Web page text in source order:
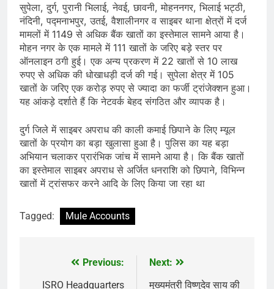
सुपेला, दुर्ग, पुरानी भिलाई, नेवई, छावनी, मोहननगर, भिलाई भट्ठी,
नंदिनी, पद्मनाभपुर, उतई, वैशालीनगर व साइबर थाना क्षेत्रों में दर्ज
मामलों में 1149 से अधिक बैंक खातों का इस्तेमाल सामने आया है।
मोहन नगर के एक मामले में 111 खातों के जरिए बड़े स्तर पर
ऑनलाइन ठगी हुई। एक अन्य प्रकरण में 22 खातों से 10 लाख
रुपए से अधिक की धोखाधड़ी दर्ज की गई। सुपेला क्षेत्र में 105
खातों के जरिए एक करोड़ रुपए से ज्यादा का फर्जी ट्रांजेक्शन हुआ।
यह आंकड़े दर्शाते हैं कि नेटवर्क बेहद संगठित और व्यापक है।
दुर्ग जिले में साइबर अपराध की काली कमाई छिपाने के लिए म्यूल
खातों के प्रयोग का बड़ा खुलासा हुआ है। पुलिस का यह बड़ा
अभियान चलाकर प्रारंभिक जांच में सामने आया है। कि बैंक खातों
का इस्तेमाल साइबर अपराध से अर्जित धनराशि को छिपाने, विभिन्न
खातों में ट्रांसफर करने आदि के लिए किया जा रहा था
Tagged: Mule Accounts
Previous:
ISRO Headquarters
Next:
मुख्यमंत्री विष्णुदेव साय की